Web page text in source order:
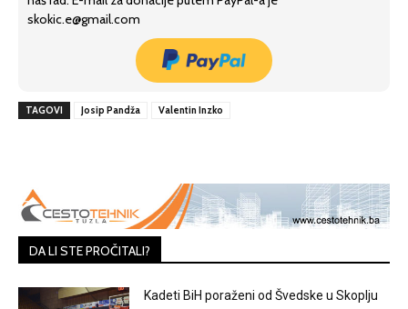
skokic.e@gmail.com
TAGOVI Josip Pandža Valentin Inzko
DA LI STE PROČITALI?
Kadeti BiH poraženi od Švedske u Skoplju